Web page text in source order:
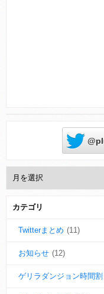
カテゴリ
Twitterまとめ (11)
お知らせ (12)
ゲリラダンジョン時間割